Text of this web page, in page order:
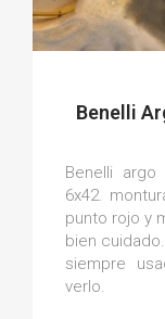
Benelli
Benelli
6x42.
punto rojo y
bien
siempre
verlo.